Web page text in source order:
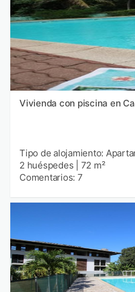
Vivienda con piscina en
Tipo de alojamiento:
2 huéspedes
72 m²
Comentarios: 7